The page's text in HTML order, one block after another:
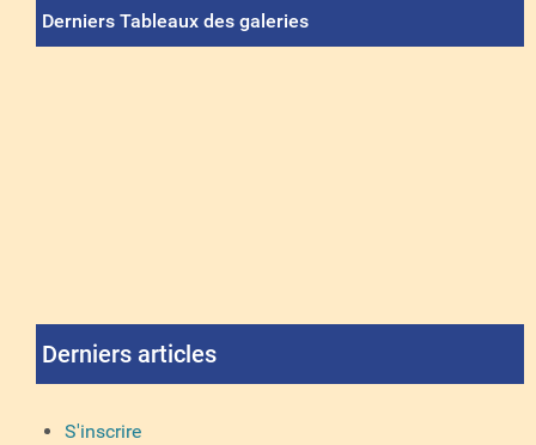
Derniers Tableaux des galeries
Derniers articles
S'inscrire